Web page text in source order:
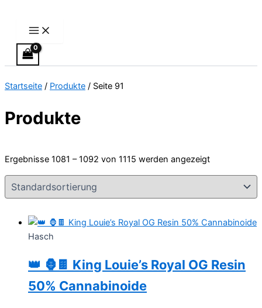
springen
Startseite / Produkte / Seite 91
Produkte
Ergebnisse 1081 – 1092 von 1115 werden angezeigt
Hasch
👑 🦍🍫 King Louie’s Royal OG Resin
50% Cannabinoide